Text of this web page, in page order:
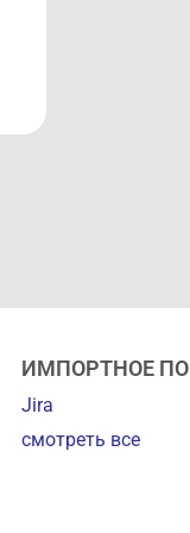
ИМПОРТНОЕ ПО
Jira
смотреть все